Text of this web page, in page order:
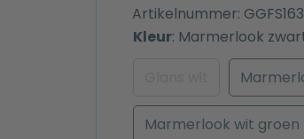
Artikelnummer: GGFS163
Kleur: Marmerlook
Marmerlook wit groen